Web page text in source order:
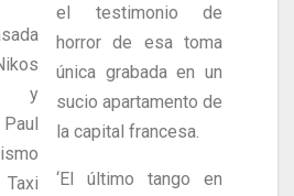
y
el testimonio de
horror de esa toma
única grabada en un
sucio apartamento de
la capital francesa.
‘El último tango en